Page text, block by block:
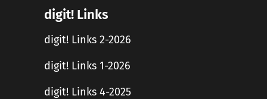
digit! Links
digit! Links 2-2026
digit! Links 1-2026
digit! Links 4-2025